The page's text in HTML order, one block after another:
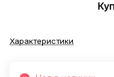
Характеристики